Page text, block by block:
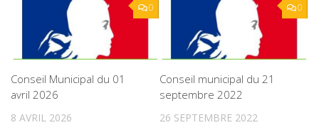
0
Conseil Municipal du 01
avril 2026
8 AVRIL 2026
0
Conseil municipal du 21
septembre 2022
26 SEPTEMBRE 2022